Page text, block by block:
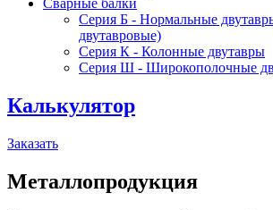
Серия Б - Нормальные
двутавровые)
Серия К - Колонные двутавры
Серия Ш - Широкополочные
Калькулятор
Заказать
Металлопродукция